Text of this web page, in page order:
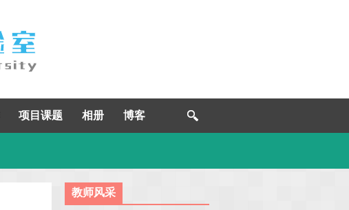
项目课题 相册 博客
教师风采